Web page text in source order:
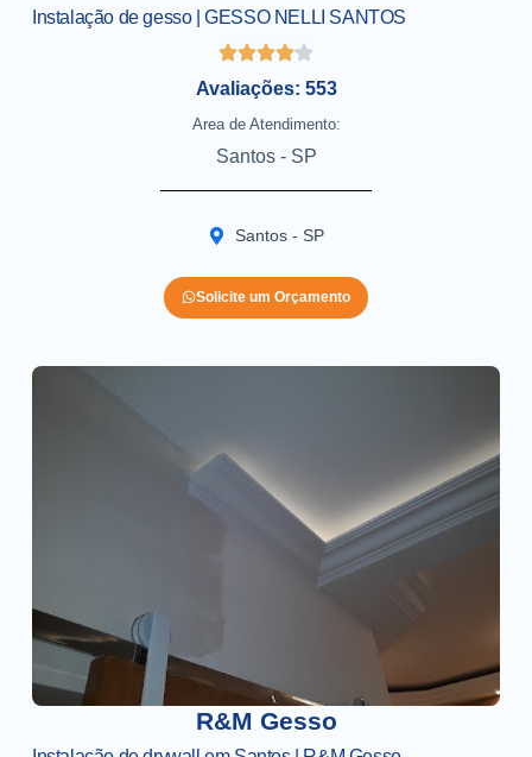
Instalação de gesso | GESSO NELLI SANTOS
Avaliações: 553
Area de Atendimento:
Santos - SP
Santos - SP
Solicite um Orçamento
R&M Gesso